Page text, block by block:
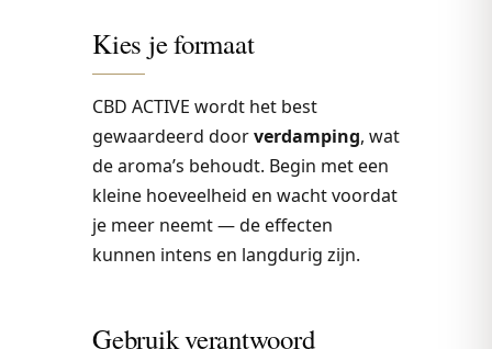
Kies je formaat
CBD ACTIVE wordt het best
gewaardeerd doorverdamping, wat
de aroma’s behoudt. Begin met een
kleine hoeveelheid en wacht voordat
je meer neemt — de effecten
kunnen intens en langdurig zijn.
Gebruik verantwoord